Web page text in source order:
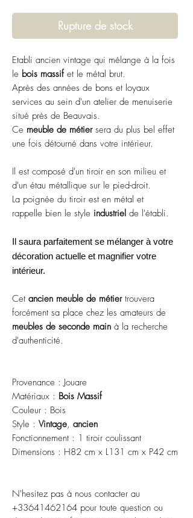
Rupture de stock
Etabli ancien vintage qui mélange à la fois
le bois massifet le métal brut.
Après des années de bons et loyaux
services au sein d'un atelier de menuiserie
situé près de Beauvais.
Ce meuble de métiersera du plus bel effet
une fois détourné dans votre intérieur.
Il est composé d'un tiroir en son milieu et
d'un étau métallique sur le pied-droit.
La poignée du tiroir est en métal et
rappelle bien le style industriel de l'établi.
Il saura parfaitement se mélanger à votre
décoration actuelle et magnifier votre
intérieur.
Cet ancien meuble de métiertrouvera
forcément sa place chez les amateurs de
meubles de seconde main à la recherche
d'authenticité.
Provenance : Jouare
Matériaux : Bois Massif
Couleur : Bois
Style : Vintage, ancien
Fonctionnement : 1 tiroir coulissant
Dimensions : H82 cm x L131 cm x P42 cm
N'hesitez pas à nous contacter au
+33641462164 pour toute question ou